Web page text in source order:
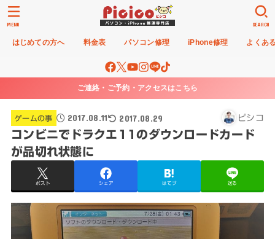
はじめての方へ 料金表 パソコン修理 iPhone修理 よくあ
SEARCH
MENU
ご連絡・ご予約・アクセスはこちら
ゲームの事 2017.08.11 2017.08.29 ピシコ
コンビニでドラクエ11のダウンロードカード
が品切れ状態に
ポスト シェア はてブ 送る